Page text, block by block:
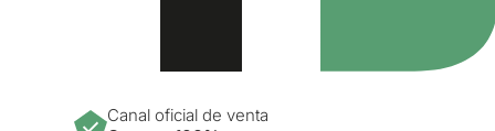
Canal oficial de venta